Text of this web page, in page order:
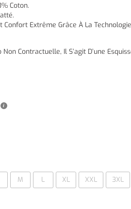
Coton.
Confort Extrême Grâce À La
Non Contractuelle, Il S’agit D’une
M L XL XXL 3XL